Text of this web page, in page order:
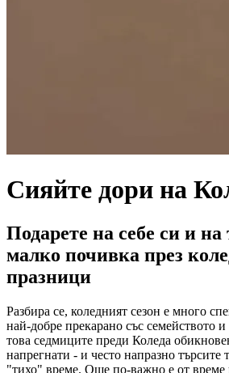
Сияйте дори на
Подарете на себе си и на
малко почивка през
празници
Разбира се, коледният сезон е много
най-добре прекарано със семейството
това седмиците преди Коледа
напрегнати - и често напразно търсите
"тихо" време. Още по-важно е от време